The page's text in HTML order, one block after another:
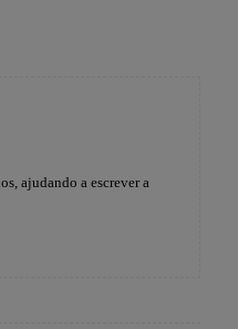
ajudando a escrever a